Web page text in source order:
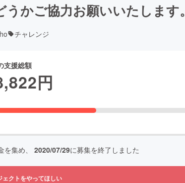
かご協力お願いいたします。
チャレンジ
支援総額
円
を集め、 2020/07/29に募集を終了しました
ェクトをやってほしい